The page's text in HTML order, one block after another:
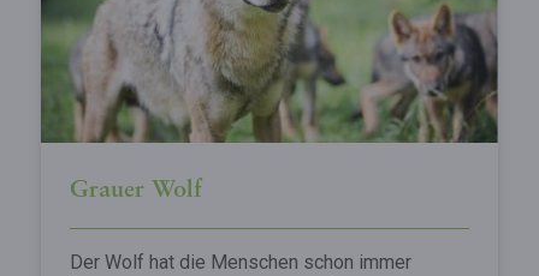
Grauer Wolf
Der Wolf hat die Menschen schon immer